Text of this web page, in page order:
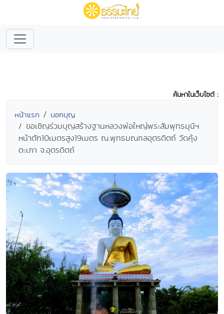
ค้นหาในเว็บไซต์ :
หน้าแรก บอกบุญ
ขอเชิญร่วมบุญสร้างฐานหลวงพ่อใหญ่พระสัมพุทธมุนีฯ
หน้าตัก10เมตรสูง19เมตร ณ.พุทธมณฑลอุตรดิตถ์ วัดคุ้ง
ตะเภา จ.อุตรดิตถ์